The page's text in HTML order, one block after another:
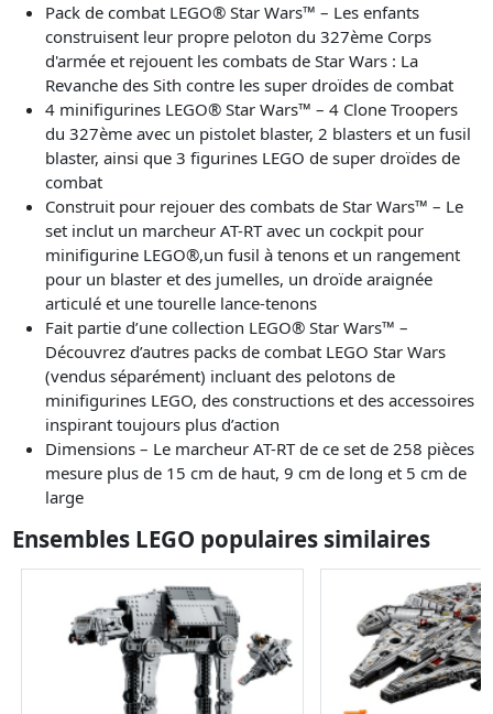
Pack de combat LEGO® Star Wars™ – Les enfants
construisent leur propre peloton du 327ème Corps
d'armée et rejouent les combats de Star Wars : La
Revanche des Sith contre les super droïdes de combat
4 minifigurines LEGO® Star Wars™ – 4 Clone Troopers
du 327ème avec un pistolet blaster, 2 blasters et un fusil
blaster, ainsi que 3 figurines LEGO de super droïdes de
combat
Construit pour rejouer des combats de Star Wars™ – Le
set inclut un marcheur AT-RT avec un cockpit pour
minifigurine LEGO®,un fusil à tenons et un rangement
pour un blaster et des jumelles, un droïde araignée
articulé et une tourelle lance-tenons
Fait partie d’une collection LEGO® Star Wars™ –
Découvrez d’autres packs de combat LEGO Star Wars
(vendus séparément) incluant des pelotons de
minifigurines LEGO, des constructions et des accessoires
inspirant toujours plus d’action
Dimensions – Le marcheur AT-RT de ce set de 258 pièces
mesure plus de 15 cm de haut, 9 cm de long et 5 cm de
large
Ensembles LEGO populaires similaires